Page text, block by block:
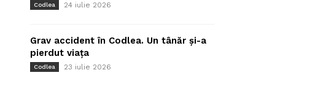
Codlea 24 iulie 2026
Grav accident în Codlea. Un tânăr și-a
pierdut viața
Codlea 23 iulie 2026